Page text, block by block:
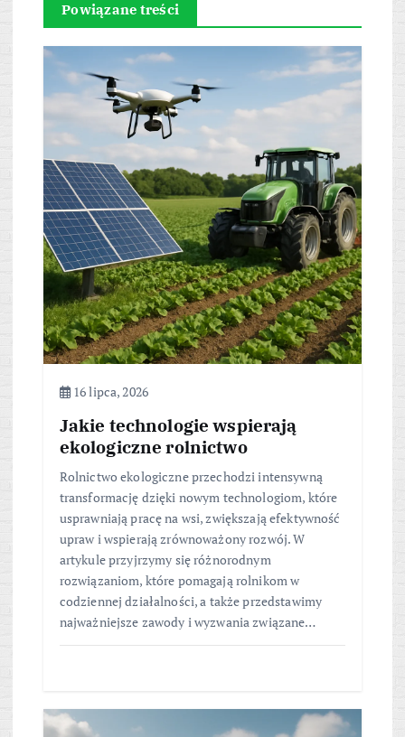
Powiązane treści
16 lipca, 2026
Jakie technologie wspierają
ekologiczne rolnictwo
Rolnictwo ekologiczne przechodzi intensywną
transformację dzięki nowym technologiom, które
usprawniają pracę na wsi, zwiększają efektywność
upraw i wspierają zrównoważony rozwój. W
artykule przyjrzymy się różnorodnym
rozwiązaniom, które pomagają rolnikom w
codziennej działalności, a także przedstawimy
najważniejsze zawody i wyzwania związane…